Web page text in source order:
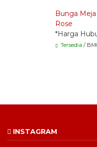
Bunga
Rose
*Harga
Tersedia /
INSTAGRAM